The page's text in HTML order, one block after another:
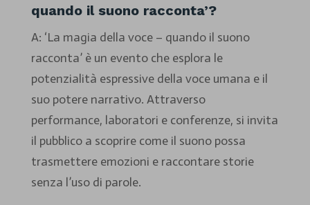
quando il suono racconta’?
A: ‘La magia della voce – quando il suono
racconta’ è un evento che esplora le
potenzialità espressive della voce umana e il
suo potere narrativo. Attraverso
performance, laboratori e conferenze, si invita
il pubblico a scoprire come il suono possa
trasmettere emozioni e raccontare storie
senza l’uso di parole.